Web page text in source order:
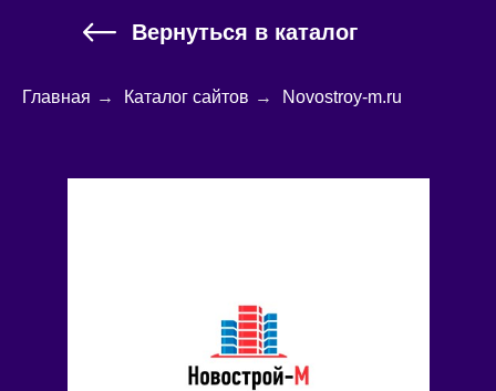
Вернуться в каталог
Главная → Каталог сайтов → Novostroy-m.ru